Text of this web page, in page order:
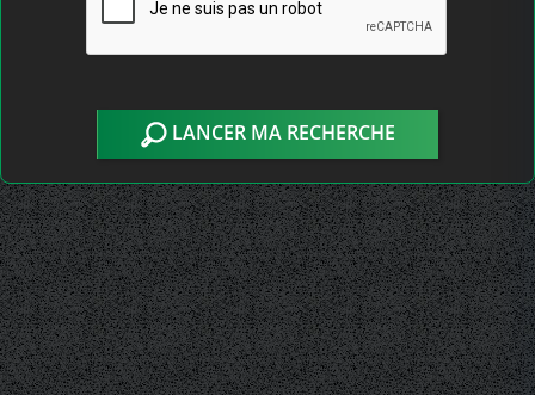
LANCER MA RECHERCHE